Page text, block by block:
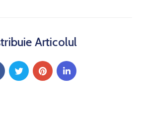
Articolul